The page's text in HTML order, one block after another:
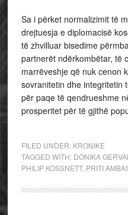
Sa i përket normalizimit të
drejtuesja e diplomacisë
të zhvilluar bisedime
partnerët ndërkombëtar, të
marrëveshje që nuk cenon
sovranitetin dhe integritetin
për paqe të qendrueshme
prosperitet për të gjithë
FILED UNDER: KRONIKE
TAGGED WITH: DONIKA
PHILIP KOSSNETT, PRITI